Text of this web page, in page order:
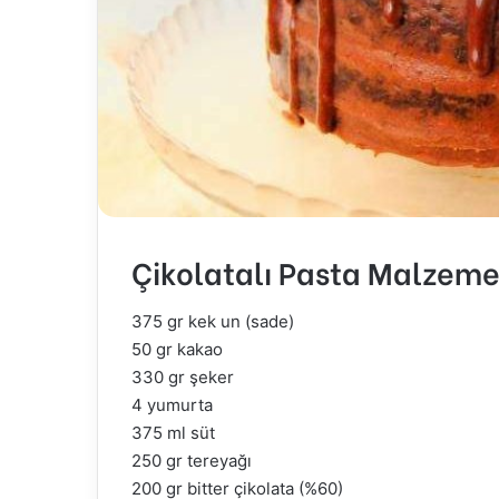
Çikolatalı Pasta
375 gr kek un (sade)
50 gr kakao
330 gr şeker
4 yumurta
375 ml süt
250 gr tereyağı
200 gr bitter çikolata (%60)